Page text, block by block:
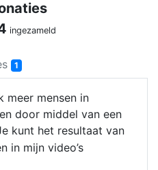
ingezameld
1
meer mensen in
door middel van een
kunt het resultaat van
in mijn video’s